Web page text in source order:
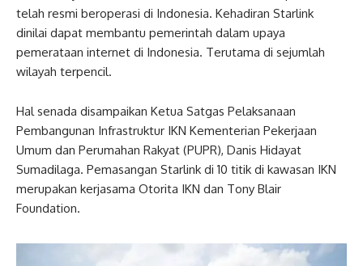
telah resmi beroperasi di Indonesia. Kehadiran Starlink
dinilai dapat membantu pemerintah dalam upaya
pemerataan internet di Indonesia. Terutama di sejumlah
wilayah terpencil.
Hal senada disampaikan Ketua Satgas Pelaksanaan
Pembangunan Infrastruktur IKN Kementerian Pekerjaan
Umum dan Perumahan Rakyat (PUPR), Danis Hidayat
Sumadilaga. Pemasangan Starlink di 10 titik di kawasan IKN
merupakan kerjasama Otorita IKN dan Tony Blair
Foundation.